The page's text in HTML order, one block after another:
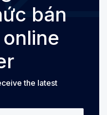
bán
the latest